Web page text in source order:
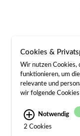
Cookies &
Wir nutzen Cookies,
funktionieren, um
relevante und
wir folgende Cookies
Notwendig
2 Cookies